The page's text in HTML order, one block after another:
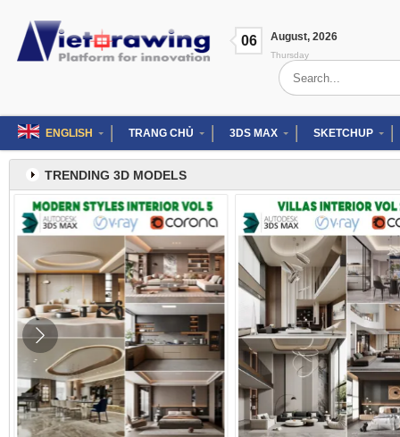
content
06 August, 2026
Thursday
Search
for:
ENGLISH TRANG CHỦ 3DS MAX SKETCHUP
TRENDING 3D MODELS